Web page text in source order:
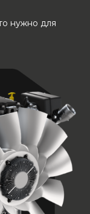
нужно для